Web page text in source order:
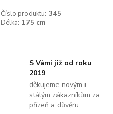
Číslo produktu: 345
Délka: 175 cm
S Vámi již od roku
2019
děkujeme novým i
stálým zákazníkům za
přízeň a důvěru